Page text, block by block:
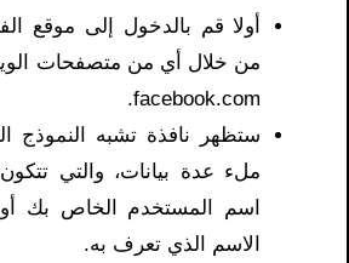
أولا قم بالدخول إلى موقع
من خلال أي من متصفحات
facebook.com.
ستظهر نافذة تشبه النموذج
ملء عدة بيانات، والتي
اسم المستخدم الخاص بك أو
الاسم الذي تعرف به.